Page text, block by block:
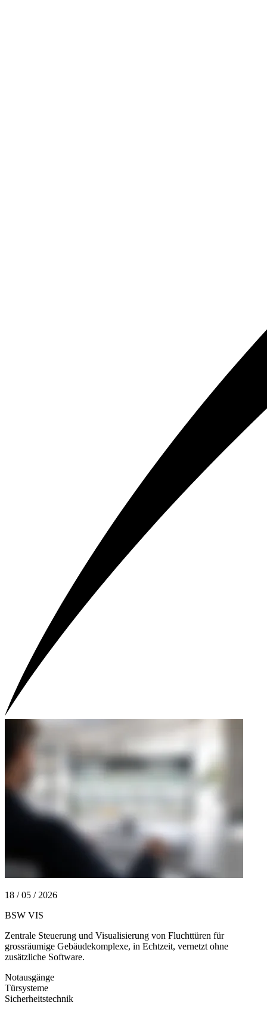
18 / 05 / 2026
BSW VIS
Zentrale Steuerung und Visualisierung von Fluchttüren für
grossräumige Gebäudekomplexe, in Echtzeit, vernetzt ohne
zusätzliche Software.
Notausgänge
Türsysteme
Sicherheitstechnik